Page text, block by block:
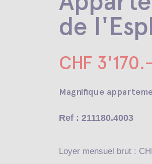
de
CHF 3'170.-
Magnifique
Ref : 211180.4003
Loyer mensuel brut :